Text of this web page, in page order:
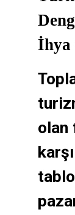
İhya
olan